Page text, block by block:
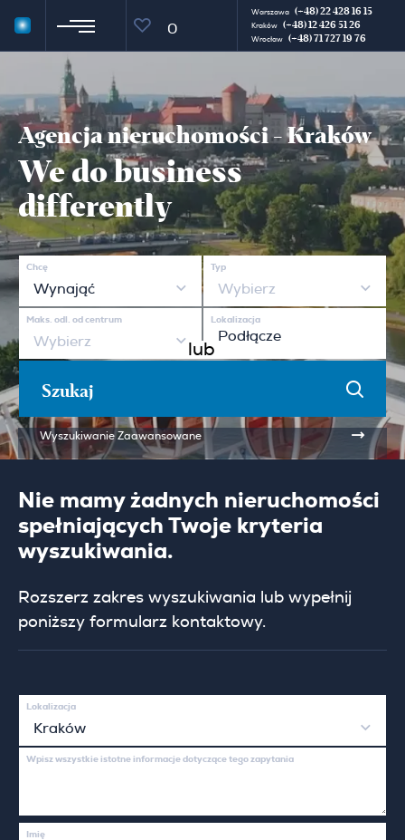
0
Warszawa (+48) 22 428 16 15
Kraków (+48) 12 426 51 26
Wrocław (+48) 71 727 19 76
Agencja nieruchomości - Kraków
We do business
differently
Chcę
Wynająć
Typ
Wybierz
Maks. odl. od centrum
Wybierz lub
Lokalizacja
Szukaj
Wyszukiwanie Zaawansowane
Nie mamy żadnych nieruchomości
spełniających Twoje kryteria
wyszukiwania.
Rozszerz zakres wyszukiwania lub wypełnij
poniższy formularz kontaktowy.
Lokalizacja
Kraków
Wpisz wszystkie istotne informacje dotyczące tego zapytania
Imię